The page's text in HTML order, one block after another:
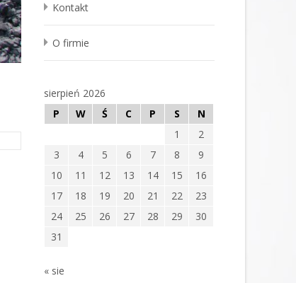
Kontakt
O firmie
sierpień 2026
P
W Ś C P S
N
1
2
3
4 5 6 7 8
9
10
11 12 13 14 15
16
17
18 19 20 21 22
23
24
25 26 27 28 29
30
31
« sie